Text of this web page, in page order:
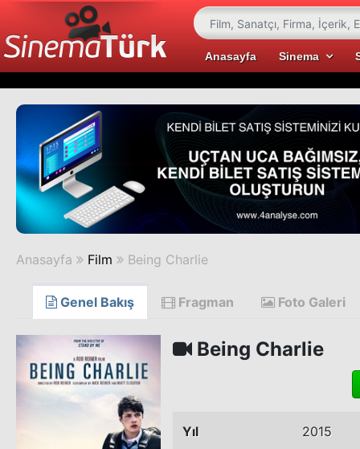
Anasayfa Sinema
Anasayfa Film Being Charlie
Genel Bakış Fragman Foto Galeri
Being Charlie
Yıl 2015